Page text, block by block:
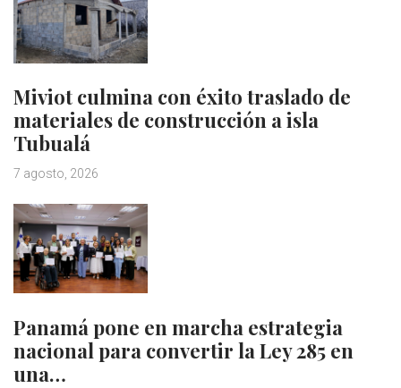
Miviot culmina con éxito traslado de
materiales de construcción a isla
Tubualá
7 agosto, 2026
Panamá pone en marcha estrategia
nacional para convertir la Ley 285 en
una…